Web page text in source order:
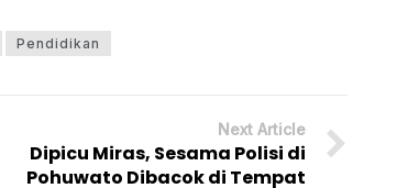
Pendidikan
Next Article
Dipicu Miras, Sesama Polisi di
Pohuwato Dibacok di Tempat